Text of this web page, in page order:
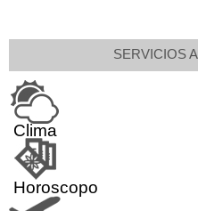
SERVICIOS
Clima
Horoscopo